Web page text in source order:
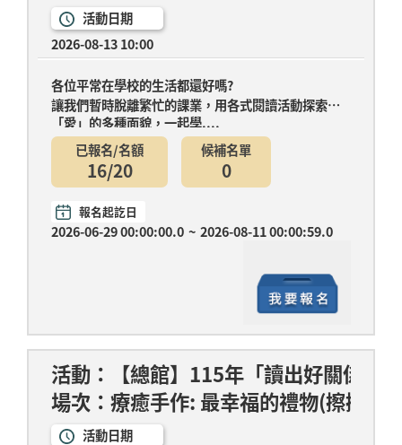
活動日期
2026-08-13 10:00
各位平常在學校的生活都還好嗎?
讓我們暫時脫離繁忙的課業，用各式閱讀活動探索
「愛」的多種面貌，一起學....
已報名/名額
16/20
候補名單
0
報名起訖日
2026-06-29 00:00:00.0 ~ 2026-08-11 00:00:59.0
活動：【總館】115年「讀出好關係」
場次：療癒手作: 最幸福的禮物(擦擦手
活動日期